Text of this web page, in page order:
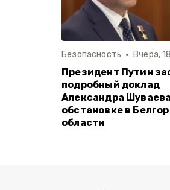
Безопасность Вчера,
Президент Путин
подробный доклад
Александра
обстановке в
области